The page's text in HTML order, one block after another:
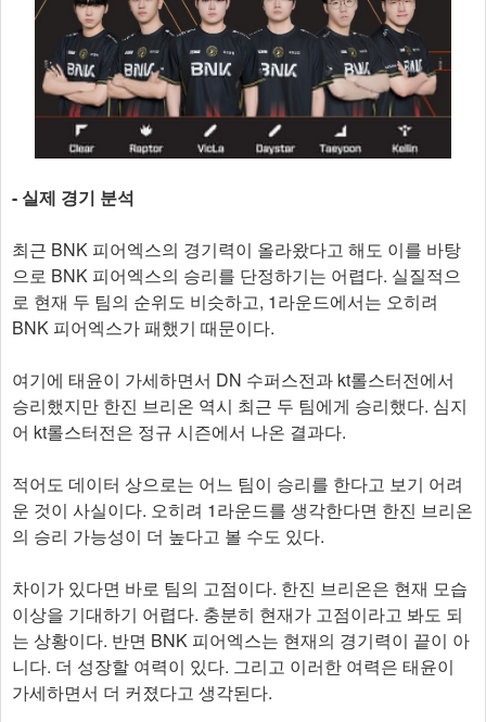
- 실제 경기 분석
최근 BNK 피어엑스의 경기력이 올라왔다고 해도 이를 바탕
으로 BNK 피어엑스의 승리를 단정하기는 어렵다. 실질적으
로 현재 두 팀의 순위도 비슷하고, 1라운드에서는 오히려
BNK 피어엑스가 패했기 때문이다.
여기에 태윤이 가세하면서 DN 수퍼스전과 kt롤스터전에서
승리했지만 한진 브리온 역시 최근 두 팀에게 승리했다. 심지
어 kt롤스터전은 정규 시즌에서 나온 결과다.
적어도 데이터 상으로는 어느 팀이 승리를 한다고 보기 어려
운 것이 사실이다. 오히려 1라운드를 생각한다면 한진 브리온
의 승리 가능성이 더 높다고 볼 수도 있다.
차이가 있다면 바로 팀의 고점이다. 한진 브리온은 현재 모습
이상을 기대하기 어렵다. 충분히 현재가 고점이라고 봐도 되
는 상황이다. 반면 BNK 피어엑스는 현재의 경기력이 끝이 아
니다. 더 성장할 여력이 있다. 그리고 이러한 여력은 태윤이
가세하면서 더 커졌다고 생각된다.